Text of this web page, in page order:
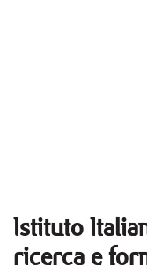
Istituto
ricerca e